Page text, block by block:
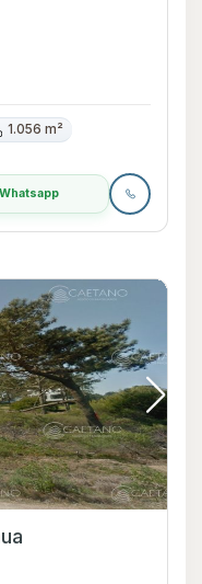
1.056 m²
Whatsapp